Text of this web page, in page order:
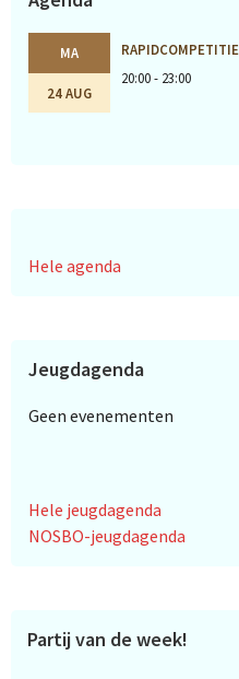
MA
24 AUG
RAPIDCOMPETITIE
20:00 - 23:00
Hele agenda
Jeugdagenda
Geen evenementen
Hele jeugdagenda
NOSBO-jeugdagenda
Partij van de week!